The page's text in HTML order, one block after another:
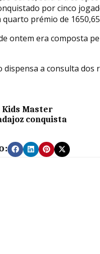
por cinco
prémio de
ontem era composta
a consulta dos
Kids Master
conquista